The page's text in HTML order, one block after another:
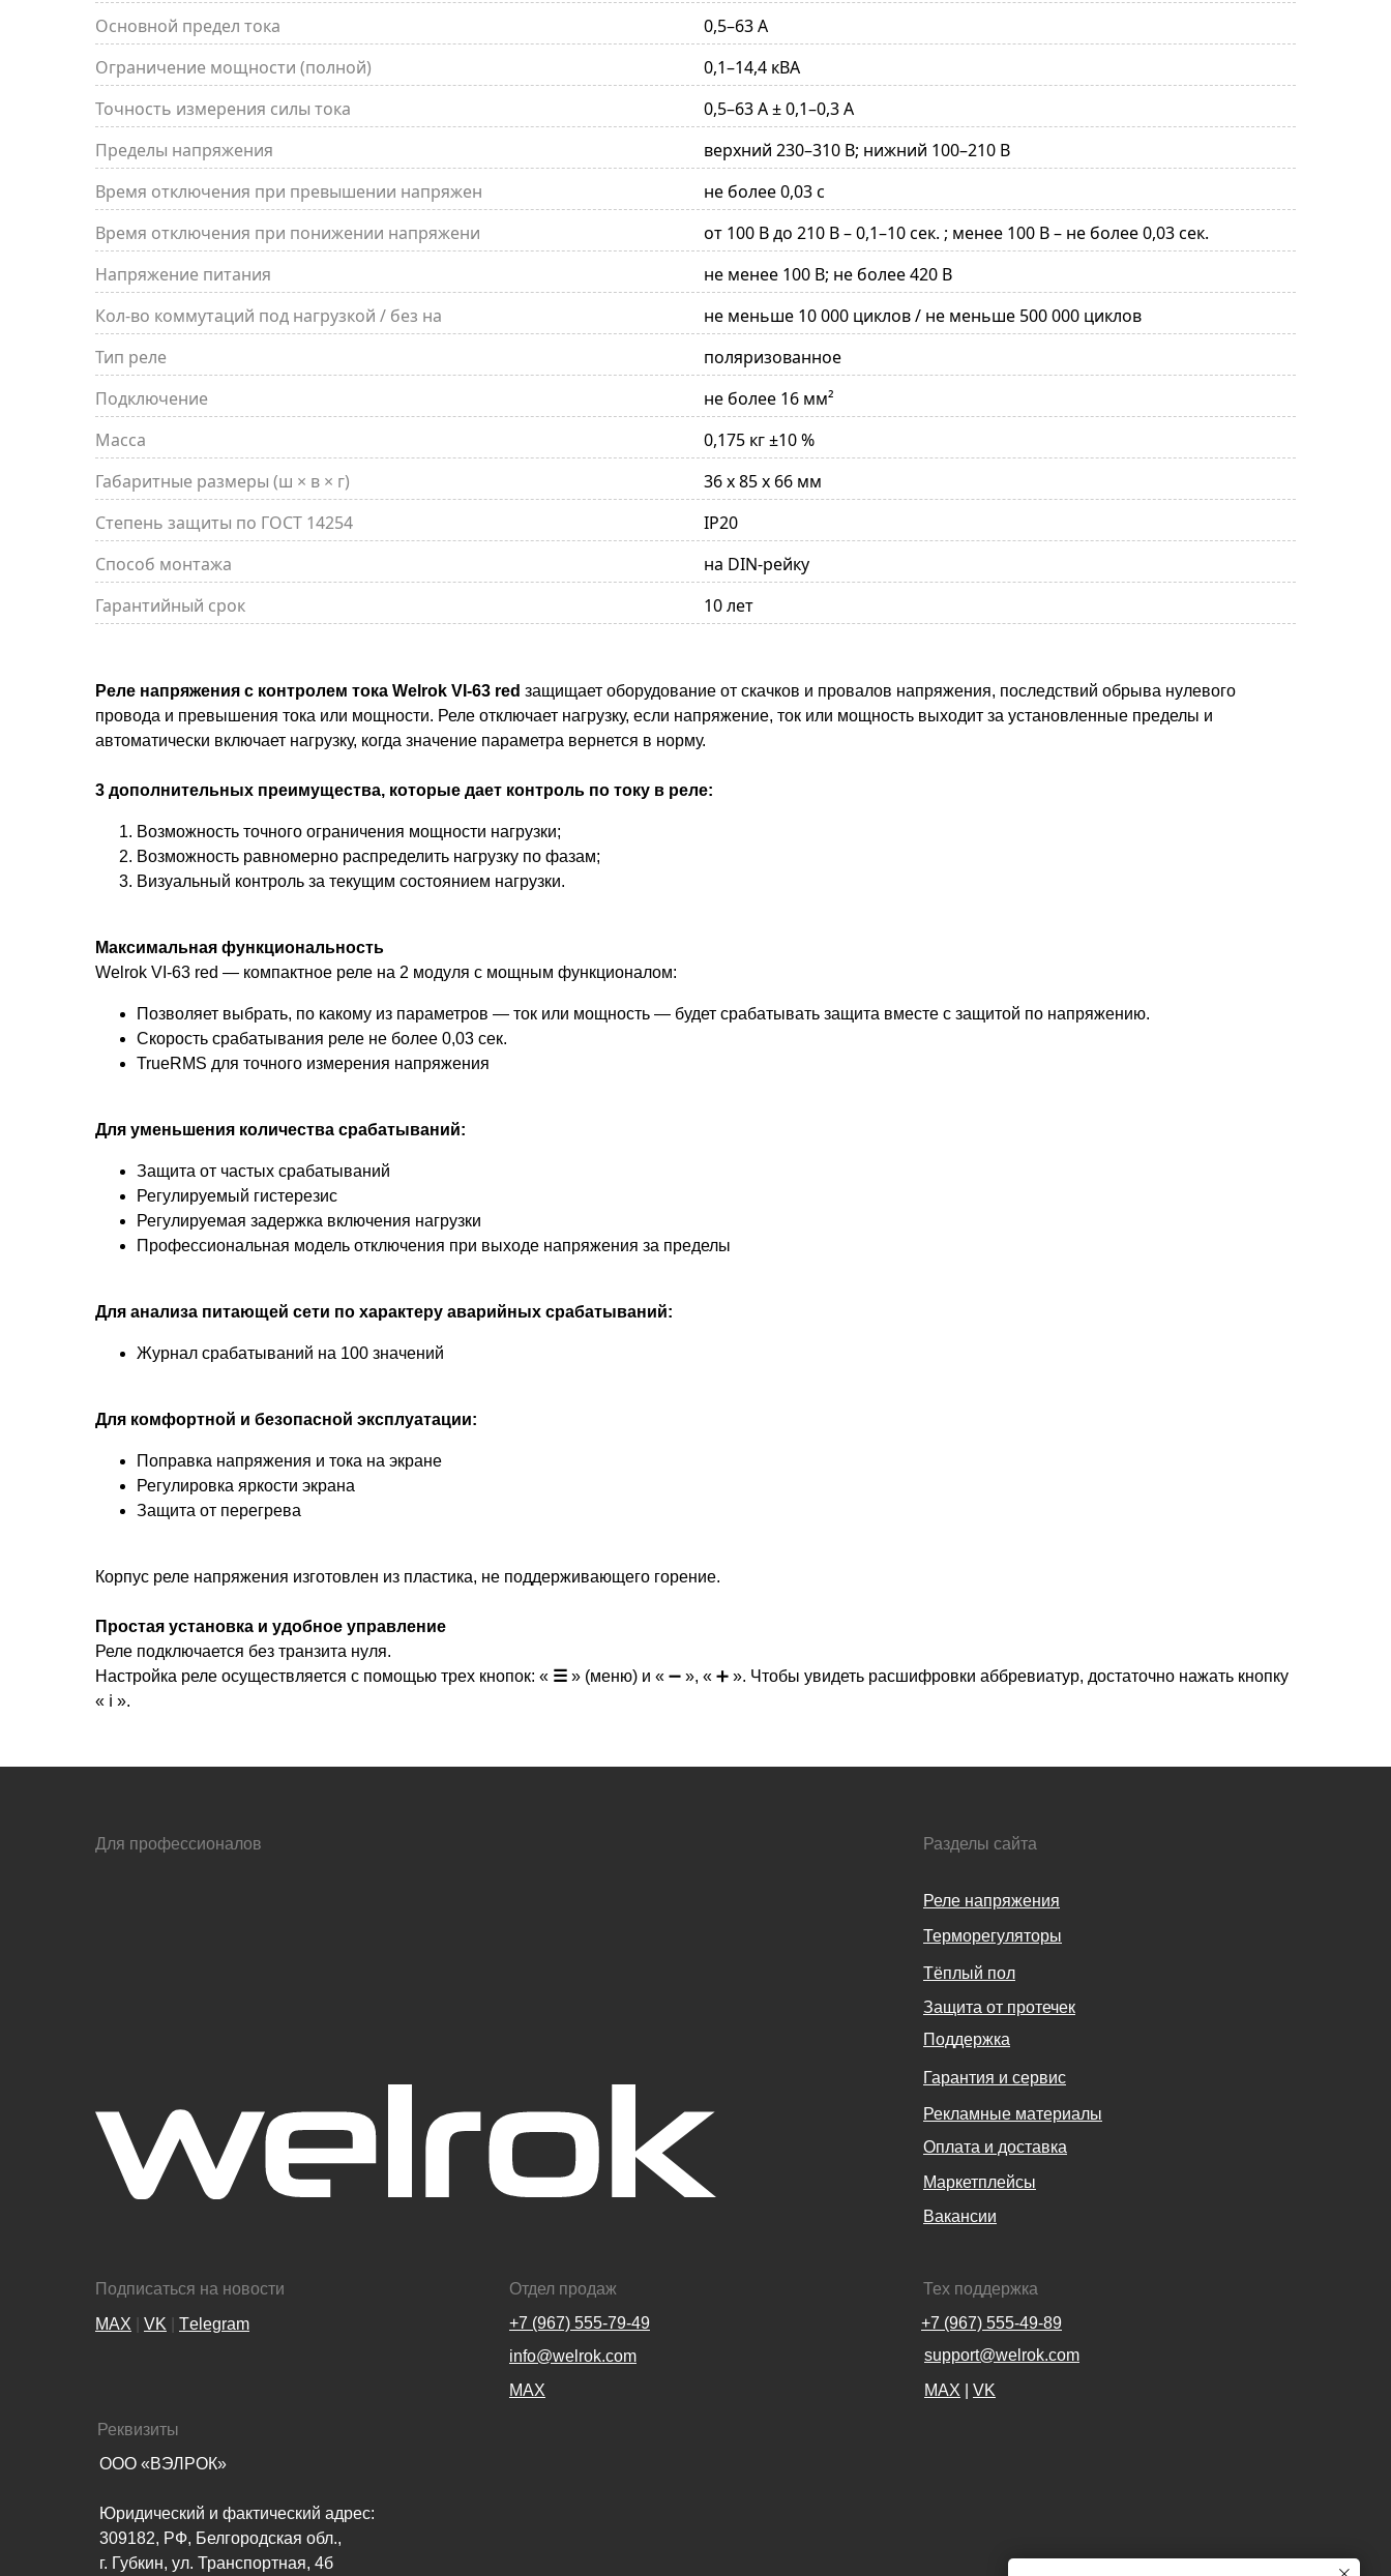
Основной предел тока
0,5–63 А
Ограничение мощности (полной)
0,1–14,4 кВА
Точность измерения силы тока
0,5–63 А ± 0,1–0,3 А
Пределы напряжения
верхний 230–310 В; нижний 100–210 В
Время отключения при превышении напряжен
не более 0,03 с
Время отключения при понижении напряжени
от 100 В до 210 В – 0,1–10 cек. ; менее 100 В – не более 0,03 сек.
Напряжение питания
не менее 100 В; не более 420 В
Кол-во коммутаций под нагрузкой / без на
не меньше 10 000 циклов / не меньше 500 000 циклов
Тип реле
поляризованное
Подключение
не более 16 мм²
Масса
0,175 кг ±10 %
Габаритные размеры (ш × в × г)
36 х 85 х 66 мм
Степень защиты по ГОСТ 14254
IP20
Способ монтажа
на DIN-рейку
Гарантийный срок
10 лет
Реле напряжения с контролем тока Welrok VI-63 red защищает оборудование от скачков и провалов напряжения, последствий обрыва нулевого
провода и превышения тока или мощности. Реле отключает нагрузку, если напряжение, ток или мощность выходит за установленные пределы и
автоматически включает нагрузку, когда значение параметра вернется в норму.
3 дополнительных преимущества, которые дает контроль по току в реле:
Возможность точного ограничения мощности нагрузки;
Возможность равномерно распределить нагрузку по фазам;
Визуальный контроль за текущим состоянием нагрузки.
Максимальная функциональность
Welrok VI-63 red — компактное реле на 2 модуля с мощным функционалом:
Позволяет выбрать, по какому из параметров — ток или мощность — будет срабатывать защита вместе с защитой по напряжению.
Скорость срабатывания реле не более 0,03 сек.
TrueRMS для точного измерения напряжения
Для уменьшения количества срабатываний:
Защита от частых срабатываний
Регулируемый гистерезис
Регулируемая задержка включения нагрузки
Профессиональная модель отключения при выходе напряжения за пределы
Для анализа питающей сети по характеру аварийных срабатываний:
Журнал срабатываний на 100 значений
Для комфортной и безопасной эксплуатации:
Поправка напряжения и тока на экране
Регулировка яркости экрана
Защита от перегрева
Корпус реле напряжения изготовлен из пластика, не поддерживающего горение.
Простая установка и удобное управление
Реле подключается без транзита нуля.
Настройка реле осуществляется с помощью трех кнопок: « ☰ » (меню) и « ➖ », « ➕ ». Чтобы увидеть расшифровки аббревиатур, достаточно нажать кнопку
« ℹ️ ».
Тех поддержка
+7 (967) 555-49-89
support@welrok.com
Отдел продаж
+7 (967) 555-79-49
info@welrok.com
Реквизиты
ООО «ВЭЛРОК»
Юридический и фактический адрес:
309182, РФ, Белгородская обл.,
г. Губкин, ул. Транспортная, 4б
MAX VK
Подписаться на новости
MAX
VK Тelegram
MAX
Для профессионалов Разделы сайта
Реле напряжения
Терморегуляторы
Тёплый пол
Защита от протечек
Поддержка
Гарантия и сервис
Рекламные материалы
Оплата и доставка
Маркетплейсы
Вакансии